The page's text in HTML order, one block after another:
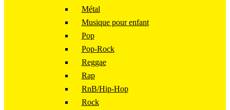
Métal
Musique pour enfant
Pop
Pop-Rock
Reggae
Rap
RnB/Hip-Hop
Rock